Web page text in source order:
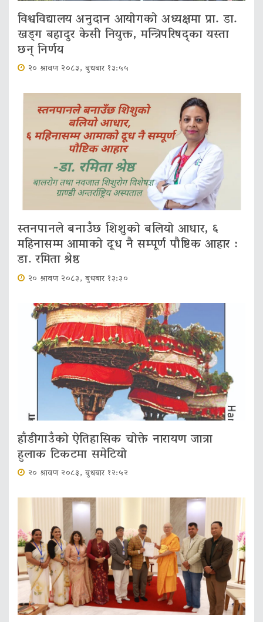
विश्वविद्यालय अनुदान आयोगको अध्यक्षमा प्रा. डा.
खड्ग बहादुर केसी नियुक्त, मन्त्रिपरिषद्का यस्ता
छन् निर्णय
२० श्रावण २०८३, बुधबार १३:५५
स्तनपानले बनाउँछ शिशुको बलियो आधार, ६
महिनासम्म आमाको दूध नै सम्पूर्ण पौष्टिक आहार :
डा. रमिता श्रेष्ठ
२० श्रावण २०८३, बुधबार १३:३०
हाँडीगाउँको ऐतिहासिक चोक्ते नारायण जात्रा
हुलाक टिकटमा समेटियो
२० श्रावण २०८३, बुधबार १२:५२